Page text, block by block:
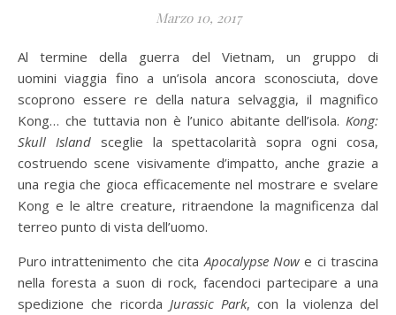
Marzo 10, 2017
Al termine della guerra del Vietnam, un gruppo di
uomini viaggia fino a un’isola ancora sconosciuta, dove
scoprono essere re della natura selvaggia, il magnifico
Kong… che tuttavia non è l’unico abitante dell’isola. Kong:
Skull Islandsceglie la spettacolarità sopra ogni cosa,
costruendo scene visivamente d’impatto, anche grazie a
una regia che gioca efficacemente nel mostrare e svelare
Kong e le altre creature, ritraendone la magnificenza dal
terreo punto di vista dell’uomo.
Puro intrattenimento che citaApocalypse Nowe ci trascina
nella foresta a suon di rock, facendoci partecipare a una
spedizione che ricorda Jurassic Park, con la violenza del